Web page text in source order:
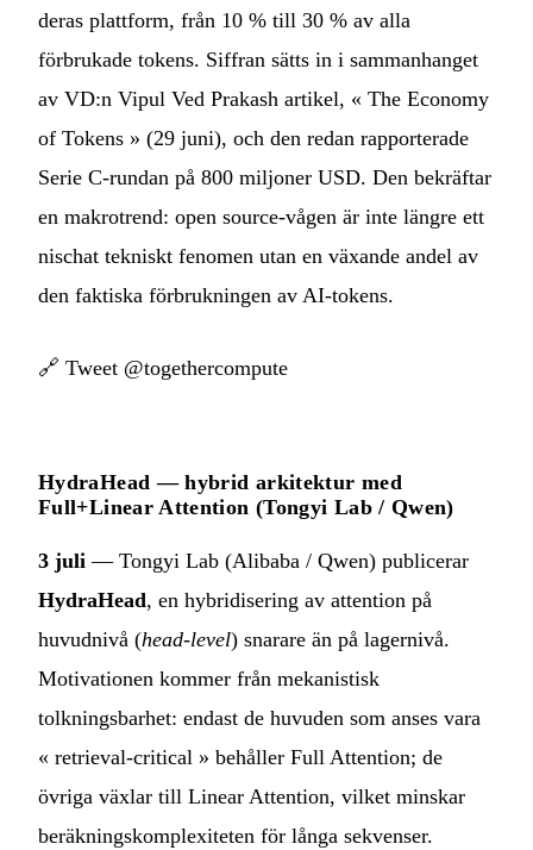
deras plattform, från 10 % till 30 % av alla
förbrukade tokens. Siffran sätts in i sammanhanget
av VD:n Vipul Ved Prakash artikel, « The Economy
of Tokens » (29 juni), och den redan rapporterade
Serie C-rundan på 800 miljoner USD. Den bekräftar
en makrotrend: open source-vågen är inte längre ett
nischat tekniskt fenomen utan en växande andel av
den faktiska förbrukningen av AI-tokens.
🔗 Tweet @togethercompute
HydraHead — hybrid arkitektur med
Full+Linear Attention (Tongyi Lab / Qwen)
3 juli — Tongyi Lab (Alibaba / Qwen) publicerar
HydraHead, en hybridisering av attention på
huvudnivå (head-level) snarare än på lagernivå.
Motivationen kommer från mekanistisk
tolkningsbarhet: endast de huvuden som anses vara
« retrieval-critical » behåller Full Attention; de
övriga växlar till Linear Attention, vilket minskar
beräkningskomplexiteten för långa sekvenser.